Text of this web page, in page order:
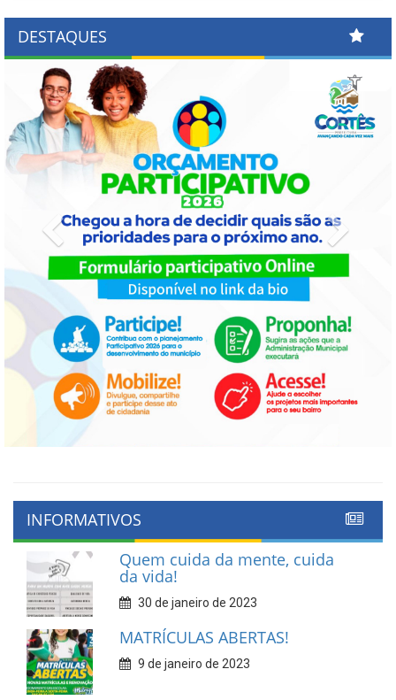
DESTAQUES
Previous
INFORMATIVOS
Quem cuida da mente, cuida
da vida!
30 de janeiro de 2023
MATRÍCULAS ABERTAS!
9 de janeiro de 2023